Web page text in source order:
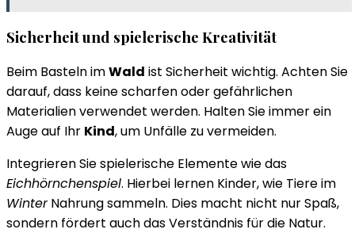
Sicherheit und spielerische Kreativität
Beim Basteln imWald ist Sicherheit wichtig. Achten Sie
darauf, dass keine scharfen oder gefährlichen
Materialien verwendet werden. Halten Sie immer ein
Auge auf Ihr Kind, um Unfälle zu vermeiden.
Integrieren Sie spielerische Elemente wie das
Eichhörnchenspiel. Hierbei lernen Kinder, wie Tiere im
WinterNahrung sammeln. Dies macht nicht nur Spaß,
sondern fördert auch das Verständnis für die Natur.